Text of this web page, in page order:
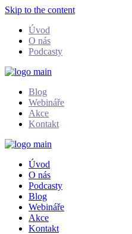
Skip to the content
Úvod
O nás
Podcasty
Blog
Webináře
Akce
Kontakt
Úvod
O nás
Podcasty
Blog
Webináře
Akce
Kontakt